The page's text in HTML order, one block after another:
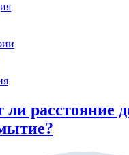
ли расстояние